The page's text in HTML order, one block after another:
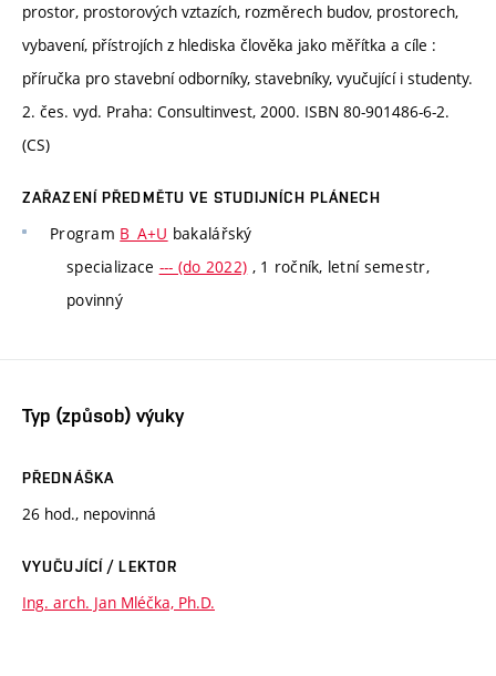
prostor, prostorových vztazích, rozměrech budov, prostorech,
vybavení, přístrojích z hlediska člověka jako měřítka a cíle :
příručka pro stavební odborníky, stavebníky, vyučující i studenty.
2. čes. vyd. Praha: Consultinvest, 2000. ISBN 80-901486-6-2.
(CS)
ZAŘAZENÍ PŘEDMĚTU VE STUDIJNÍCH PLÁNECH
Program B_A+U bakalářský
specializace --- (do 2022) , 1 ročník, letní semestr,
povinný
Typ (způsob) výuky
PŘEDNÁŠKA
26 hod., nepovinná
VYUČUJÍCÍ / LEKTOR
Ing. arch. Jan Mléčka, Ph.D.